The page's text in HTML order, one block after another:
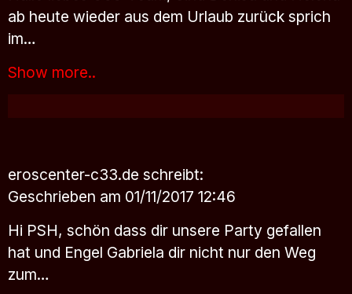
ab heute wieder aus dem Urlaub zurück sprich
im…
Show more..
eroscenter-c33.de schreibt:
Geschrieben am 01/11/2017 12:46
Hi PSH, schön dass dir unsere Party gefallen
hat und Engel Gabriela dir nicht nur den Weg
zum…